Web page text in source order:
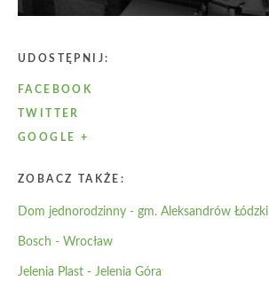
UDOSTĘPNIJ:
FACEBOOK
TWITTER
GOOGLE +
ZOBACZ TAKŻE:
Dom jednorodzinny - gm. Aleksandrów Łódzki
Bosch - Wrocław
Jelenia Plast - Jelenia Góra